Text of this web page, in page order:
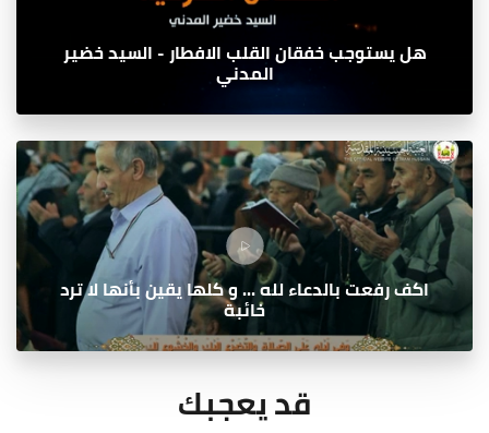
هل يستوجب خفقان القلب الافطار - السيد خضير
المدني
اكف رفعت بالدعاء لله ... و كلها يقين بأنها لا ترد
خائبة
قد يعجبك